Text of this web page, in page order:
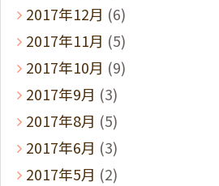
2017年12月 (6)
2017年11月 (5)
2017年10月 (9)
2017年9月 (3)
2017年8月 (5)
2017年6月 (3)
2017年5月 (2)